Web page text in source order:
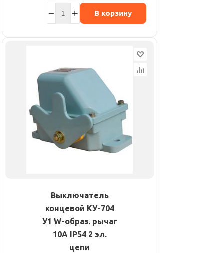
В корзину
Выключатель
концевой КУ-704
У1 W-образ. рычаг
10А IP54 2 эл.
цепи